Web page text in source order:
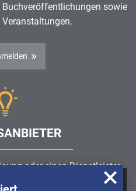
Buchveröffentlichungen sowie
oder einen Dienstleister
, IKS oder